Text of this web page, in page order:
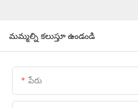
మమ్మల్ని కలుస్తూ ఉండండి
పేరు